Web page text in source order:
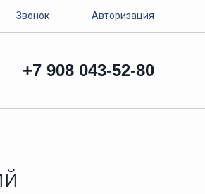
Звонок Авторизация
+7 908 043-52-80